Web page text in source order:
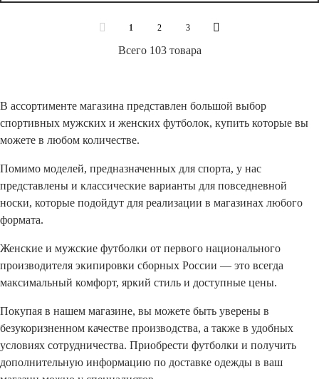
1 2 3
Всего 103 товара
В ассортименте магазина представлен большой выбор
спортивных мужских и женских футболок, купить которые вы
можете в любом количестве.
Помимо моделей, предназначенных для спорта, у нас
представлены и классические варианты для повседневной
носки, которые подойдут для реализации в магазинах любого
формата.
Женские и мужские футболки от первого национального
производителя экипировки сборных России — это всегда
максимальный комфорт, яркий стиль и доступные цены.
Покупая в нашем магазине, вы можете быть уверены в
безукоризненном качестве производства, а также в удобных
условиях сотрудничества. Приобрести футболки и получить
дополнительную информацию по доставке одежды в ваш